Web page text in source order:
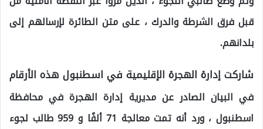
قبل فرق الشرطة والدرك ، على متن الطائرة لإرسالهم إلى
بلدانهم.
شاركت إدارة الهجرة الإقليمية في اسطنبول هذه الأرقام
في البيان الصادر عن مديرية إدارة الهجرة في محافظة
اسطنبول ، ورد أنه تمت معالجة 71 ألفًا و 959 طالب لجوء